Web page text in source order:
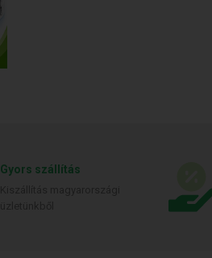
Gyors szállítás